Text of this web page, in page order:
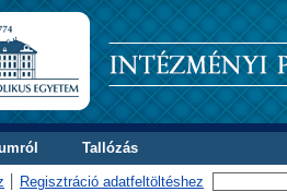
Tallózás
Regisztráció adatfeltöltéshez